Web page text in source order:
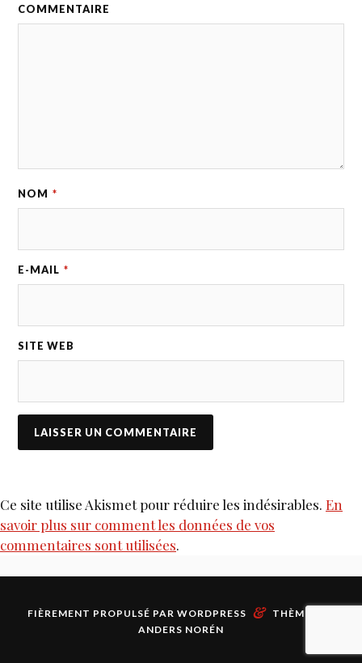
COMMENTAIRE
NOM *
E-MAIL *
SITE WEB
Ce site utilise Akismet pour réduire les indésirables. En
savoir plus sur comment les données de vos
commentaires sont utilisées.
FIÈREMENT PROPULSÉ PAR WORDPRESS &
THÈME PAR
ANDERS NORÉN